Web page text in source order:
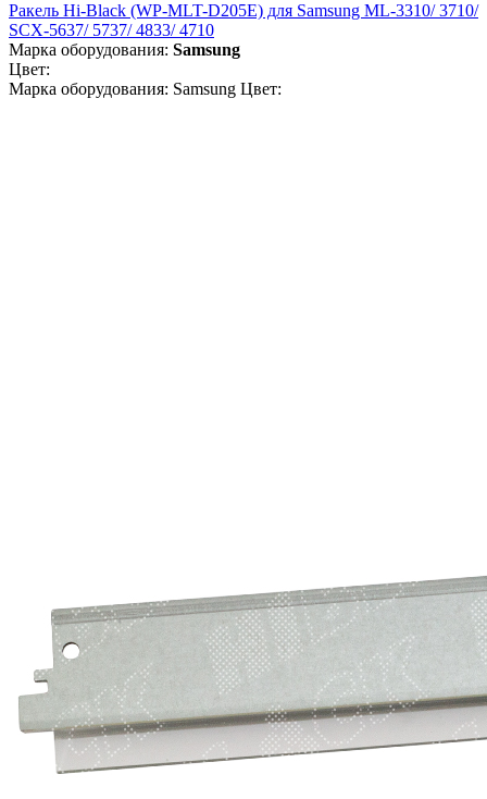
Ракель Hi-Black (WP-MLT-D205E) для Samsung ML-3310/ 3710/
SCX-5637/ 5737/ 4833/ 4710
Марка оборудования: Samsung
Цвет:
Марка оборудования: Samsung Цвет: